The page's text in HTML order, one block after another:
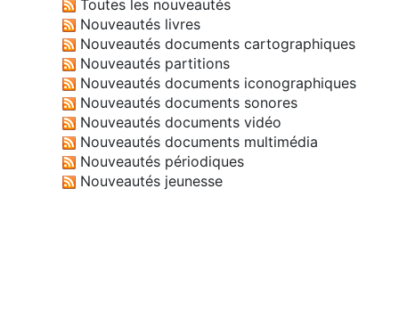
Toutes les nouveautés
Nouveautés livres
Nouveautés documents cartographiques
Nouveautés partitions
Nouveautés documents iconographiques
Nouveautés documents sonores
Nouveautés documents vidéo
Nouveautés documents multimédia
Nouveautés périodiques
Nouveautés jeunesse